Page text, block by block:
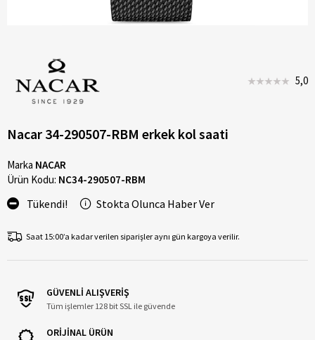
5,0
Nacar 34-290507-RBM erkek kol saati
Marka NACAR
Ürün Kodu: NC34-290507-RBM
Tükendi! Stokta Olunca Haber Ver
Saat 15:00’a kadar verilen siparişler aynı gün kargoya verilir.
GÜVENLİ ALIŞVERİŞ
Tüm işlemler 128 bit SSL ile güvende
ORİJİNAL ÜRÜN